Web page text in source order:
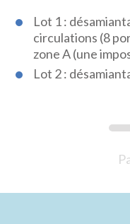
Lot 1 :
circulations (8
zone A (une
Lot 2 :